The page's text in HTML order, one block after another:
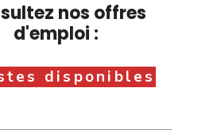
nos offres
d'emploi :
disponibles